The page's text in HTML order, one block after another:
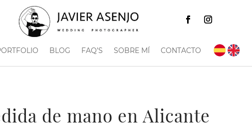
BLOG FAQ’S SOBRE MÍ CONTACTO
de mano en Alicante